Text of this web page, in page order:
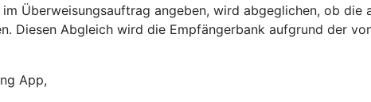
Überweisungsauftrag angeben, wird abgeglichen, ob die
Diesen Abgleich wird die Empfängerbank aufgrund der
App,